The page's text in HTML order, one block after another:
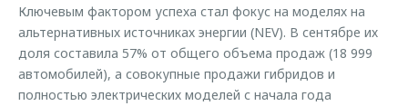
Ключевым фактором успеха стал фокус на моделях на
альтернативных источниках энергии (NEV). В сентябре их
доля составила 57% от общего объема продаж (18 999
автомобилей), а совокупные продажи гибридов и
полностью электрических моделей с начала года